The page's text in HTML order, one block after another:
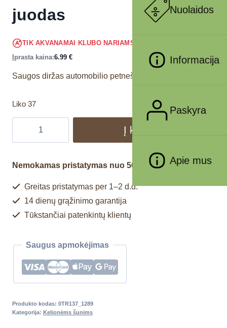
Nuolaidos
Informacija
Paskyra
Apie mus
juodas
TIK AKVANAMAI KLUBO NARIAMS
Įprasta kaina:6.99 €
Saugos diržas automobilio petnešoms.
Liko 37
Į krepšelį
Nemokamas pristatymas nuo 50€
Greitas pristatymas per 1–2 d.d.
14 dienų grąžinimo garantija
Tūkstančiai patenkintų klientų
Saugus apmokėjimas
Produkto kodas: 0TR137_1289
Kategorija: Kelionėms šunims